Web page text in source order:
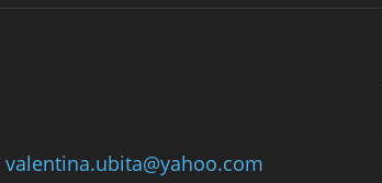
valentina.ubita@yahoo.com